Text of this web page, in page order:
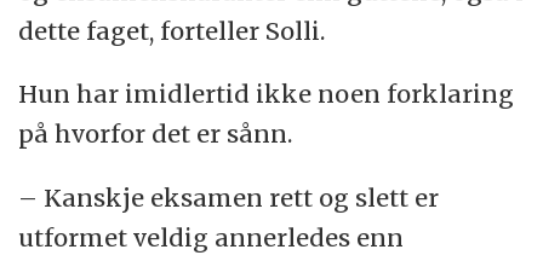
dette faget, forteller Solli.
Hun har imidlertid ikke noen forklaring
på hvorfor det er sånn.
– Kanskje eksamen rett og slett er
utformet veldig annerledes enn